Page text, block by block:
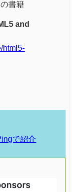
書籍
and
html5-
で紹介